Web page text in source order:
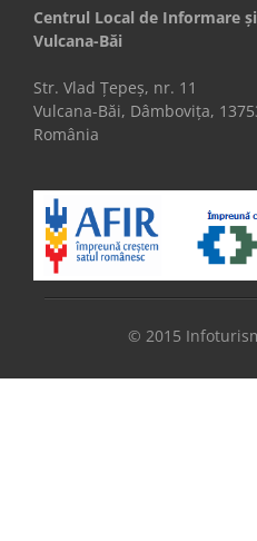
Centrul Local de Informare
Vulcana-Băi
Str. Vlad Țepeș, nr. 11
Vulcana-Băi, Dâmbovița,
România
© 2015